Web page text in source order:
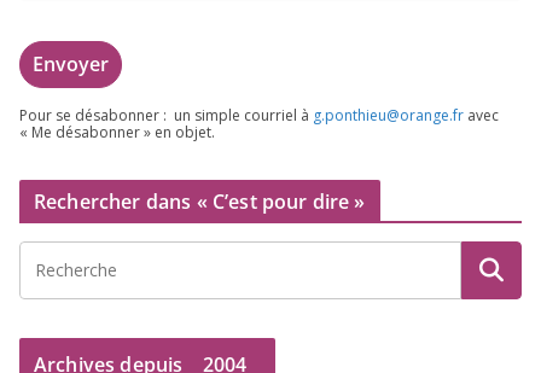
Pour se désa­bon­ner : un simple cour­riel à g.​ponthieu@​orange.​fr avec
« Me désa­bon­ner » en objet.
Rechercher dans « C’est pour dire »
Archives depuis 2004